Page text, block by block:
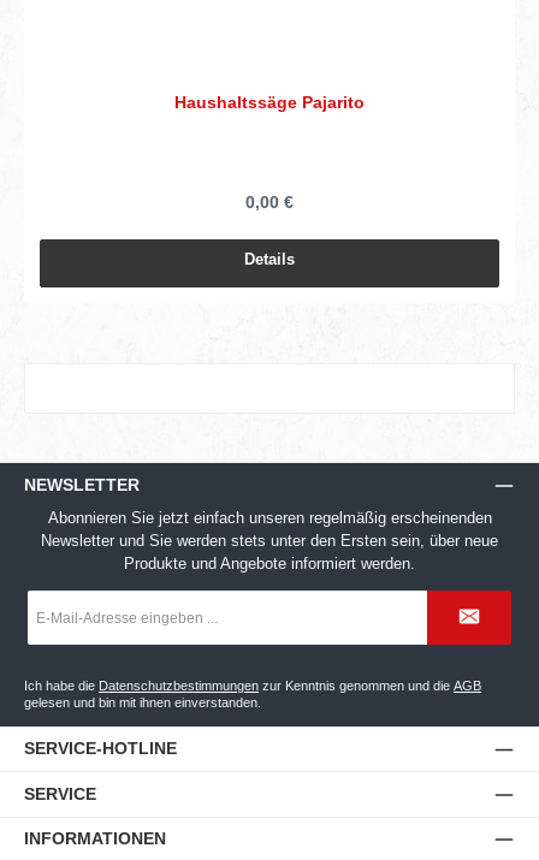
Haushaltssäge Pajarito
0,00 €
Details
NEWSLETTER
Abonnieren Sie jetzt einfach unseren regelmäßig erscheinenden
Newsletter und Sie werden stets unter den Ersten sein, über neue
Produkte und Angebote informiert werden.
Mail-
*
Ich habe die Datenschutzbestimmungen zur Kenntnis genommen und die AGB
gelesen und bin mit ihnen einverstanden.
SERVICE-HOTLINE
SERVICE
INFORMATIONEN